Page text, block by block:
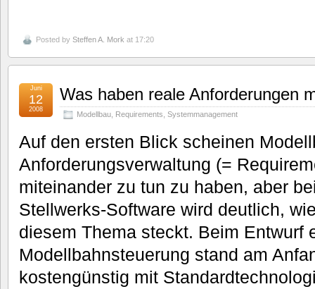
Posted by Steffen A. Mork at 17:20
Was haben reale Anforderungen
Modellbau Requirements Systemmanagement
Juni
12
2008
Auf den ersten Blick scheinen
Anforderungsverwaltung (=
miteinander zu tun zu haben, aber
Stellwerks-Software wird deutlich,
diesem Thema steckt. Beim Entwurf
Modellbahnsteuerung stand am
kostengünstig mit